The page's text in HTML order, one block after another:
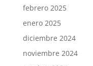
febrero 2025
enero 2025
diciembre 2024
noviembre 2024